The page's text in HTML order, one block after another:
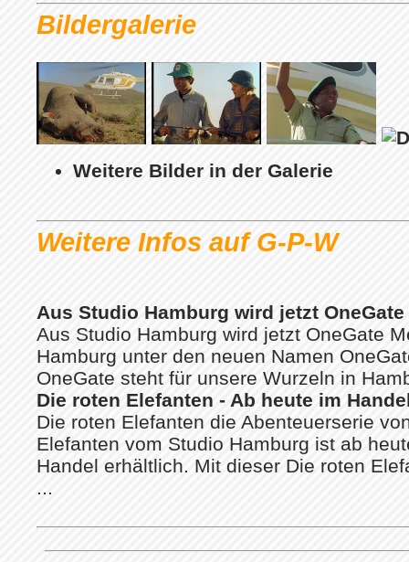
Bildergalerie
Weitere Bilder in der Galerie
Weitere Infos auf G-P-W
Aus Studio Hamburg wird jetzt OneGate
Aus Studio Hamburg wird jetzt OneGate
Hamburg unter den neuen Namen
OneGate steht für unsere Wurzeln in
Die roten Elefanten - Ab heute im
Die roten Elefanten die Abenteuerserie
Elefanten vom Studio Hamburg ist ab
Handel erhältlich. Mit dieser Die roten
...